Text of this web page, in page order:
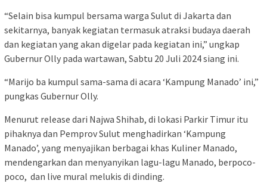
“Selain bisa kumpul bersama warga Sulut di Jakarta dan
sekitarnya, banyak kegiatan termasuk atraksi budaya daerah
dan kegiatan yang akan digelar pada kegiatan ini,” ungkap
Gubernur Olly pada wartawan, Sabtu 20 Juli 2024 siang ini.
“Marijo ba kumpul sama-sama di acara ‘Kampung Manado’ ini,”
pungkas Gubernur Olly.
Menurut release dari Najwa Shihab, di lokasi Parkir Timur itu
pihaknya dan Pemprov Sulut menghadirkan ‘Kampung
Manado’, yang menyajikan berbagai khas Kuliner Manado,
mendengarkan dan menyanyikan lagu-lagu Manado, berpoco-
poco, dan live mural melukis di dinding.